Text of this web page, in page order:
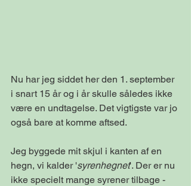
Nu har jeg siddet her den 1. september
i snart 15 år og i år skulle således ikke
være en undtagelse. Det vigtigste var jo
også bare at komme aftsed.
Jeg byggede mit skjul i kanten af en
hegn, vi kalder 'syrenhegnet'. Der er nu
ikke specielt mange syrener tilbage -